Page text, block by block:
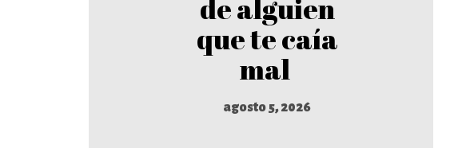
de alguien
que te caía
mal
agosto 5, 2026